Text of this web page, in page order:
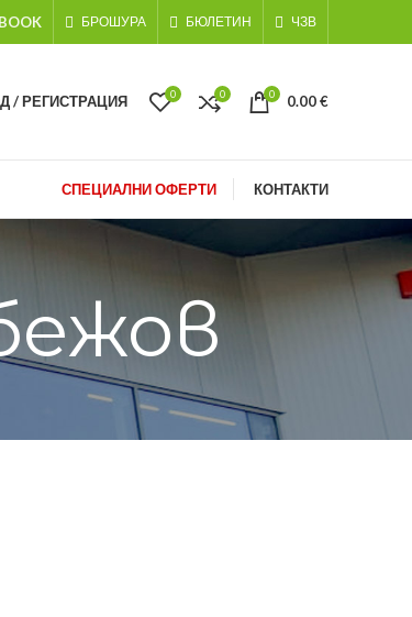
БРОШУРА БЮЛЕТИН ЧЗВ
/ РЕГИСТРАЦИЯ 0 0 0 0.00€
СПЕЦИАЛНИ ОФЕРТИ КОНТАКТИ